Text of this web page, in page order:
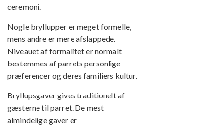
ceremoni.
Nogle bryllupper er meget formelle,
mens andre er mere afslappede.
Niveauet af formalitet er normalt
bestemmes af parrets personlige
præferencer og deres familiers kultur.
Bryllupsgaver gives traditionelt af
gæsterne til parret. De mest
almindelige gaver er